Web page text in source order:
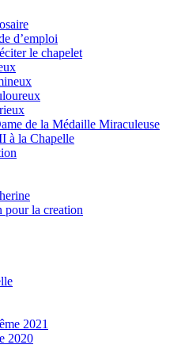
d’emploi
le chapelet
de la Médaille Miraculeuse
à la Chapelle
pour la creation
2021
2020